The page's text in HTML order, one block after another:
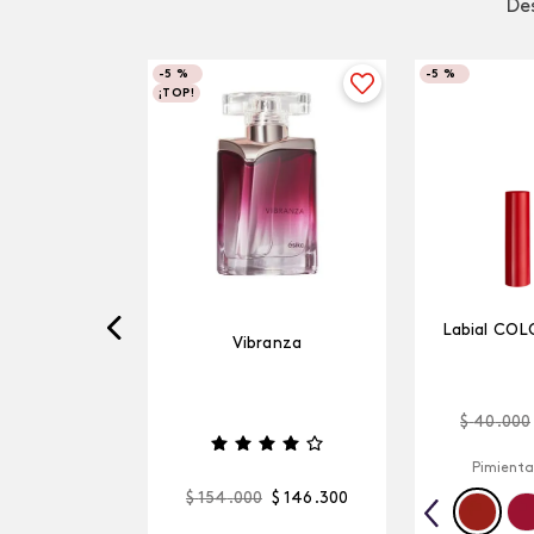
-5 %
¡TOP!
Vibranza
$ 154.000 $ 146 .300
-5 %
Labial
$ 40.000